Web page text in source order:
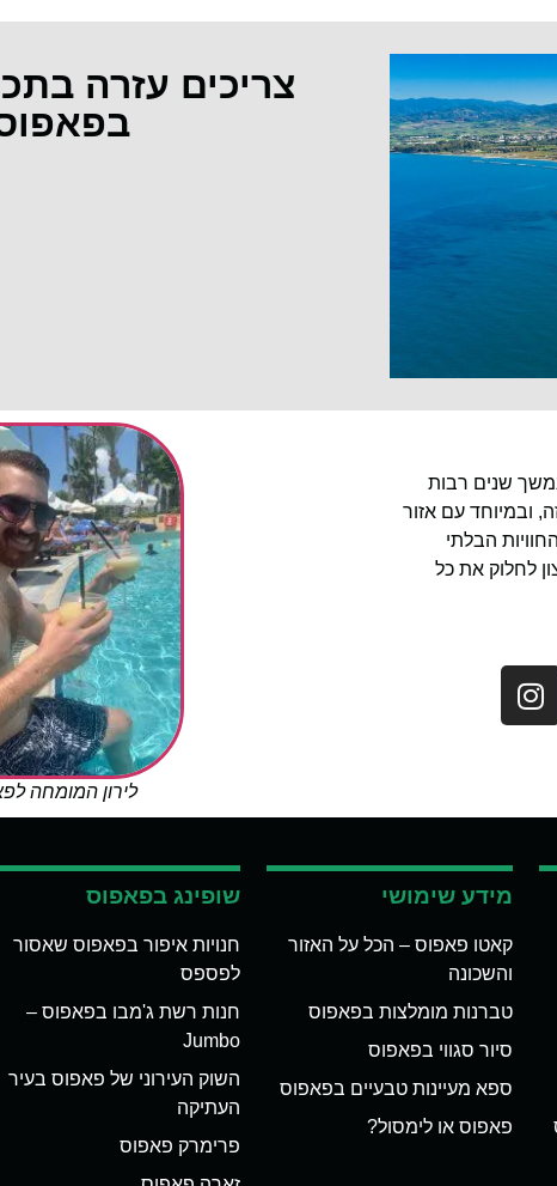
צריכים עזרה
שנים רבות
ובמיוחד עם אזור
הבלתי
לחלוק את כל
לירון המומחה
מידע שימושי
קאטו פאפוס – הכל על האזור
והשכונה
טברנות מומלצות בפאפוס
סיור סגווי בפאפוס
ספא מעיינות טבעיים בפאפוס
פאפוס או לימסול?
שופינג בפאפוס
חנויות איפור בפאפוס שאסור
לפספס
חנות רשת ג'מבו בפאפוס –
Jumbo
השוק העירוני של פאפוס בעיר
העתיקה
פרימרק פאפוס